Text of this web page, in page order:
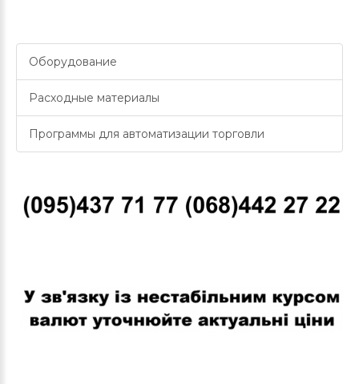
Оборудование
Расходные материалы
Программы для автоматизации торговли